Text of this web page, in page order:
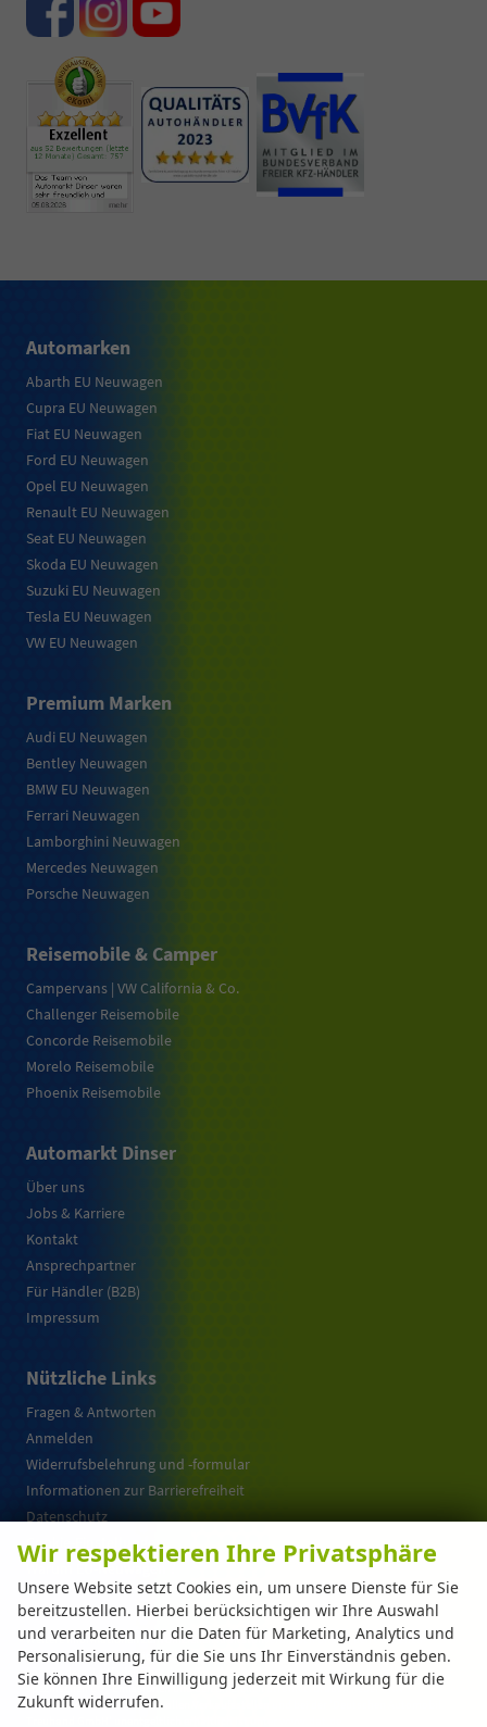
Automarken
Abarth EU Neuwagen
Cupra EU Neuwagen
Fiat EU Neuwagen
Ford EU Neuwagen
Opel EU Neuwagen
Renault EU Neuwagen
Seat EU Neuwagen
Skoda EU Neuwagen
Suzuki EU Neuwagen
Tesla EU Neuwagen
VW EU Neuwagen
Premium Marken
Audi EU Neuwagen
Bentley Neuwagen
BMW EU Neuwagen
Ferrari Neuwagen
Lamborghini Neuwagen
Mercedes Neuwagen
Porsche Neuwagen
Reisemobile & Camper
Campervans | VW California & Co.
Challenger Reisemobile
Concorde Reisemobile
Morelo Reisemobile
Phoenix Reisemobile
Automarkt Dinser
Über uns
Jobs & Karriere
Kontakt
Ansprechpartner
Für Händler (B2B)
Impressum
Nützliche Links
Fragen & Antworten
Anmelden
Widerrufsbelehrung und -formular
Informationen zur Barrierefreiheit
Datenschutz
Cookie-Einstellungen
Warum EU-Neuwagen ?
Weitere Informationen zum offiziellen Kraftstoffverbrauch und zu den offiziellen
spezifischen CO2-Emissionen und gegebenenfalls zum Stromverbrauch neuer PKW
können dem 'Leitfaden über den offiziellen Kraftstoffverbrauch, die offiziellen
spezifischen CO -Emissionen und den offiziellen Stromverbrauch neuer PKW'
entnommen werden, der an allen Verkaufsstellen und bei der 'Deutschen Automobil
Wir respektieren Ihre Privatsphäre
Unsere Website setzt Cookies ein, um unsere Dienste für Sie
bereitzustellen. Hierbei berücksichtigen wir Ihre Auswahl
und verarbeiten nur die Daten für Marketing, Analytics und
Personalisierung, für die Sie uns Ihr Einverständnis geben.
Sie können Ihre Einwilligung jederzeit mit Wirkung für die
Zukunft widerrufen.